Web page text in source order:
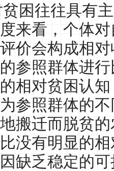
困往往具有
来看，个体
价会构成相
参照群体进
相对贫困认
参照群体的
搬迁而脱贫
没有明显的
缺乏稳定的